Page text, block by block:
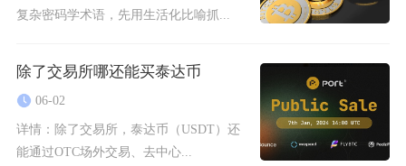
复杂密码学术语，先用生活化比喻抓...
除了交易所哪还能买泰达币
06-02
详情： 除了交易所，泰达币（USDT）还
能通过OTC场外交易、去中心...